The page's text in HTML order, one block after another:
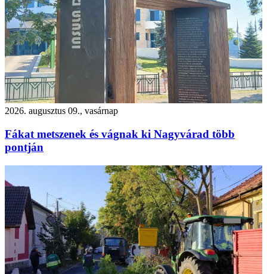
2026. augusztus 09., vasárnap
Fákat metszenek és vágnak ki Nagyvárad több
pontján